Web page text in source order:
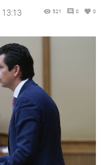
521 0 0